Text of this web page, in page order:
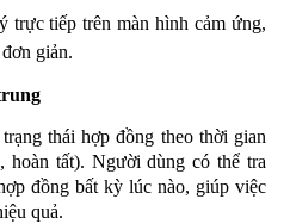
trực tiếp trên màn hình cảm ứng,
giản.
thái hợp đồng theo thời gian
tất). Người dùng có thể tra
đồng bất kỳ lúc nào, giúp việc
quả.